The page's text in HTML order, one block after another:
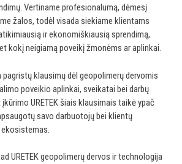
Vertiname profesionalumą, dėmesį
žalos, todėl visada siekiame klientams
ir ekonomiškiausią sprendimą,
kokį neigiamą poveikį žmonėms ar aplinkai.
pagristų klausimų dėl geopolimerų dervomis
poveikio aplinkai, sveikatai bei darbų
URETEK šiais klausimais taikė ypač
savo darbuotojų bei klientų
URETEK geopolimerų dervos ir technologija